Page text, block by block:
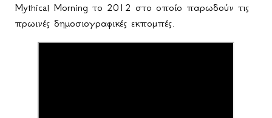
Mythical Morning το 2012 στο οποίο παρωδούν τις
πρωινές δημοσιογραφικές εκπομπές.